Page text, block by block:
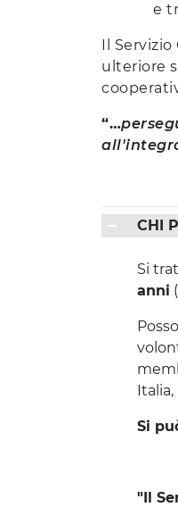
e
Il
ulteriore
“…
CHI
Si
anni
Si
"Il